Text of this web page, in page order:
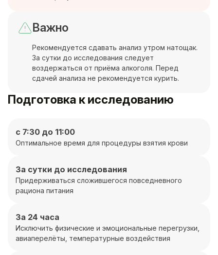
Важно
Рекомендуется сдавать анализ утром натощак.
За сутки до исследования следует
воздержаться от приёма алкоголя. Перед
сдачей анализа не рекомендуется курить.
Подготовка к исследованию
с 7:30 до 11:00
Оптимальное время для процедуры взятия крови
За сутки до исследования
Придерживаться сложившегося повседневного
рациона питания
За 24 часа
Исключить физические и эмоциональные перегрузки,
авиаперелёты, температурные воздействия